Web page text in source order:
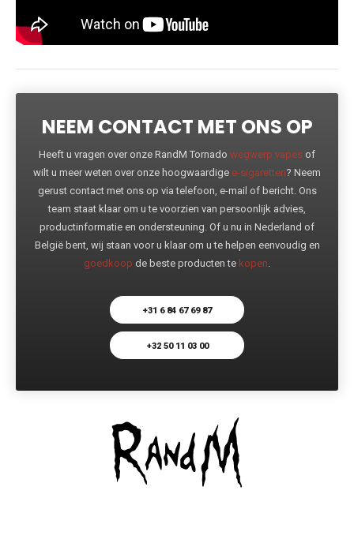
NEEM CONTACT MET ONS OP
Heeft u vragen over onze RandM Tornado wegwerp vapes of
wilt u meer weten over onze hoogwaardige e-sigaretten? Neem
gerust contact met ons op via telefoon, e-mail of bericht. Ons
team staat klaar om u te voorzien van persoonlijk advies,
productinformatie en ondersteuning. Of u nu in Nederland of
België bent, wij staan voor u klaar om u te helpen eenvoudig en
goedkoop de beste producten te kopen.
+31 6 84 67 69 87
+32 50 11 03 00